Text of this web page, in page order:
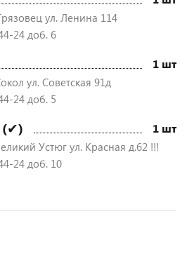
ул. Ленина 114
24 доб. 6
1 шт
ул. Советская 91д
24 доб. 5
(✔) 1 шт
Устюг ул. Красная д.62 !!!
24 доб. 10